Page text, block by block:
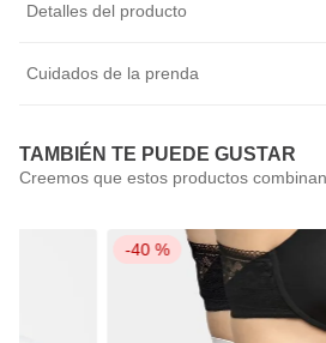
Detalles del producto
Cuidados de la prenda
TAMBIÉN TE PUEDE GUSTAR
-40 %